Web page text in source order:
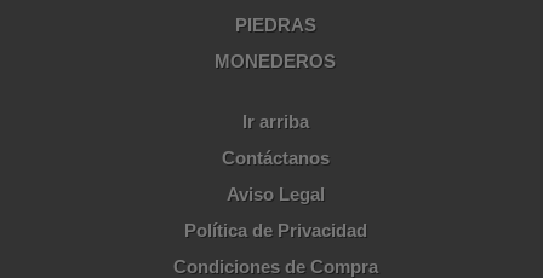
PIEDRAS
MONEDEROS
Ir arriba
Contáctanos
Aviso Legal
Política de Privacidad
Condiciones de Compra